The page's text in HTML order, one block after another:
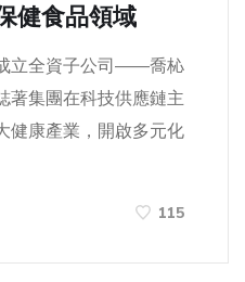
健食品領域
立全資子公司——喬杺
著集團在科技供應鏈主
健康產業，開啟多元化
115